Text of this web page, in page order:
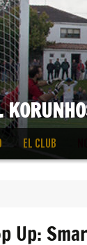
EL CLUB
Up: